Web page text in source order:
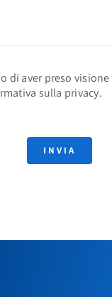
di aver preso visione
sulla privacy.
INVIA